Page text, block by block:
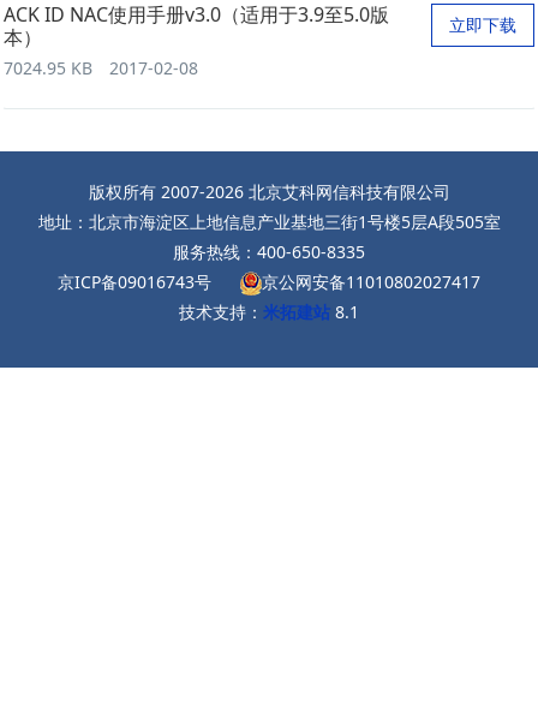
立即下载
ACK ID NAC使用手册v3.0（适用于3.9至5.0版
本）
7024.95 KB 2017-02-08
版权所有 2007-2026 北京艾科网信科技有限公司
地址：北京市海淀区上地信息产业基地三街1号楼5层A段505室
服务热线：400-650-8335
京ICP备09016743号
京公网安备11010802027417
技术支持： 米拓建站 8.1